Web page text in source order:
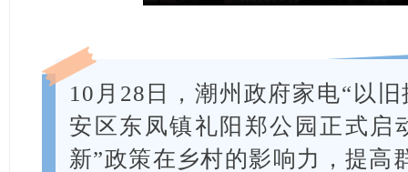
10月28日，潮州政府家电“以
安区东凤镇礼阳郑公园正式启
新”政策在乡村的影响力，提高